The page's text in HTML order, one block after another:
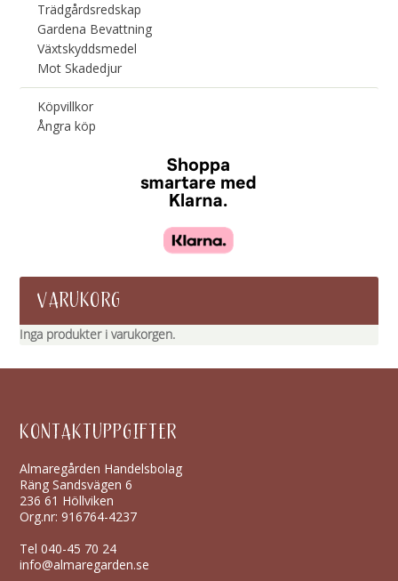
Trädgårdsredskap
Gardena Bevattning
Växtskyddsmedel
Mot Skadedjur
Köpvillkor
Ångra köp
VARUKORG
Inga produkter i varukorgen.
KONTAKTUPPGIFTER
Almaregården Handelsbolag
Räng Sandsvägen 6
236 61 Höllviken
Org.nr: 916764-4237
Tel040-45 70 24
info@almaregarden.se